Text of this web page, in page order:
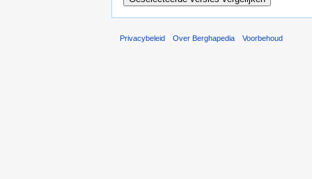
Privacybeleid Over Berghapedia Voorbehoud